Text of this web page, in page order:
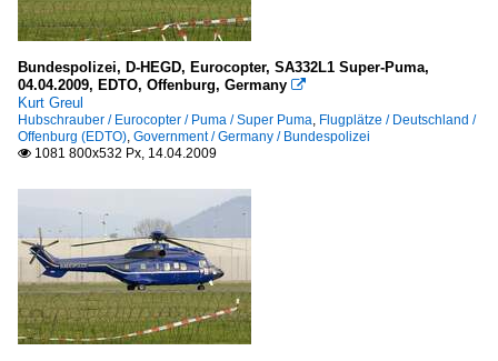
Bundespolizei, D-HEGD, Eurocopter, SA332L1 Super-Puma,
04.04.2009, EDTO, Offenburg, Germany 
Kurt Greul
Hubschrauber / Eurocopter / Puma / Super Puma, Flugplätze / Deutschland /
Offenburg (EDTO), Government / Germany / Bundespolizei
 1081 800x532 Px, 14.04.2009